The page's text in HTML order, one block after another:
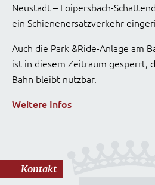
Neustadt – Loipersbach-
ein Schienenersatzverkehr
Auch die Park &Ride-Anlage am
ist in diesem Zeitraum gesperrt,
Bahn bleibt nutzbar.
Weitere Infos
Kontakt